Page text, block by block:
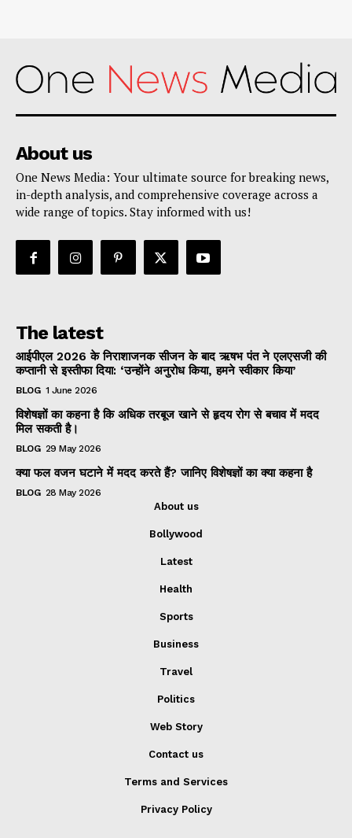
About us
One News Media: Your ultimate source for breaking news,
in-depth analysis, and comprehensive coverage across a
wide range of topics. Stay informed with us!
The latest
आईपीएल 2026 के निराशाजनक सीजन के बाद ऋषभ पंत ने एलएसजी की
कप्तानी से इस्तीफा दिया: ‘उन्होंने अनुरोध किया, हमने स्वीकार किया’
BLOG 1 June 2026
विशेषज्ञों का कहना है कि अधिक तरबूज खाने से हृदय रोग से बचाव में मदद
मिल सकती है।
BLOG 29 May 2026
क्या फल वजन घटाने में मदद करते हैं? जानिए विशेषज्ञों का क्या कहना है
BLOG 28 May 2026
About us
Bollywood
Latest
Health
Sports
Business
Travel
Politics
Web Story
Contact us
Terms and Services
Privacy Policy